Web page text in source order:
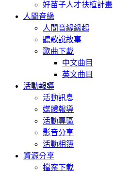
好苗子人才扶植計畫
人間音緣
人間音緣緣起
聽歌說故事
歌曲下載
中文曲目
英文曲目
活動報導
活動訊息
媒體報導
活動專區
影音分享
活動相簿
資源分享
檔案下載